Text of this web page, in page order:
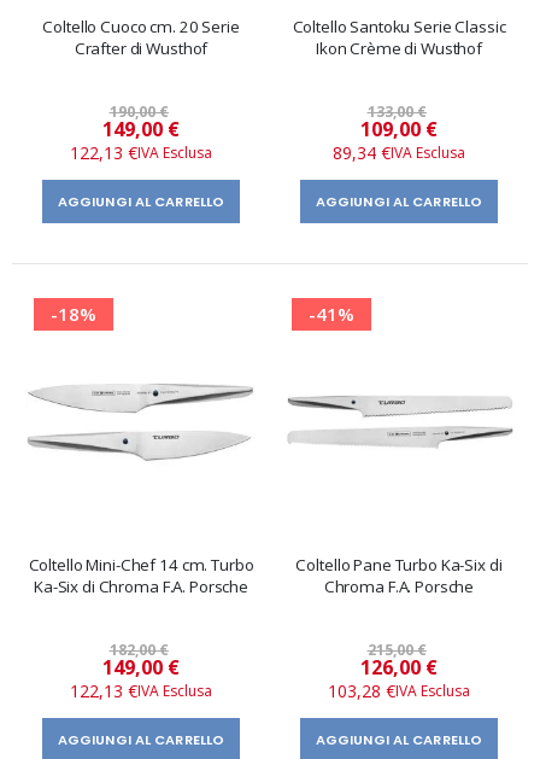
Coltello Cuoco cm. 20 Serie
Crafter di Wusthof
190,00 €
Prezzo
speciale
149,00 €
122,13 €
AGGIUNGI AL CARRELLO
Coltello Santoku Serie Classic
Ikon Crème di Wusthof
133,00 €
Prezzo
speciale
109,00 €
89,34 €
AGGIUNGI AL CARRELLO
-18%
Coltello Mini-Chef 14 cm. Turbo
Ka-Six di Chroma F.A. Porsche
182,00 €
Prezzo
speciale
149,00 €
122,13 €
AGGIUNGI AL CARRELLO
-41%
Coltello Pane Turbo Ka-Six di
Chroma F.A. Porsche
215,00 €
Prezzo
speciale
126,00 €
103,28 €
AGGIUNGI AL CARRELLO